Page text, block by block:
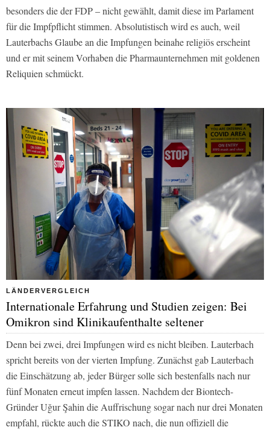
besonders die der FDP – nicht gewählt, damit diese im Parlament
für die Impfpflicht stimmen. Absolutistisch wird es auch, weil
Lauterbachs Glaube an die Impfungen beinahe religiös erscheint
und er mit seinem Vorhaben die Pharmaunternehmen mit goldenen
Reliquien schmückt.
LÄNDERVERGLEICH
Internationale Erfahrung und Studien zeigen: Bei
Omikron sind Klinikaufenthalte seltener
Denn bei zwei, drei Impfungen wird es nicht bleiben. Lauterbach
spricht bereits von der vierten Impfung. Zunächst gab Lauterbach
die Einschätzung ab, jeder Bürger solle sich bestenfalls nach nur
fünf Monaten erneut impfen lassen. Nachdem der Biontech-
Gründer Uğur Şahin die Auffrischung sogar nach nur drei Monaten
empfahl, rückte auch die STIKO nach, die nun offiziell die